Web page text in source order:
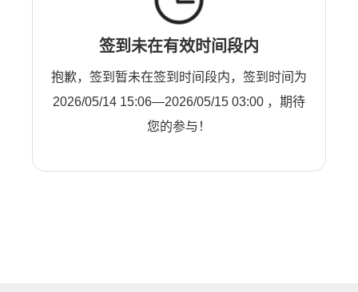
签到未在有效时间段内
抱歉，签到暂未在签到时间段内，签到时间为
2026/05/14 15:06—2026/05/15 03:00 ，期待
您的参与！